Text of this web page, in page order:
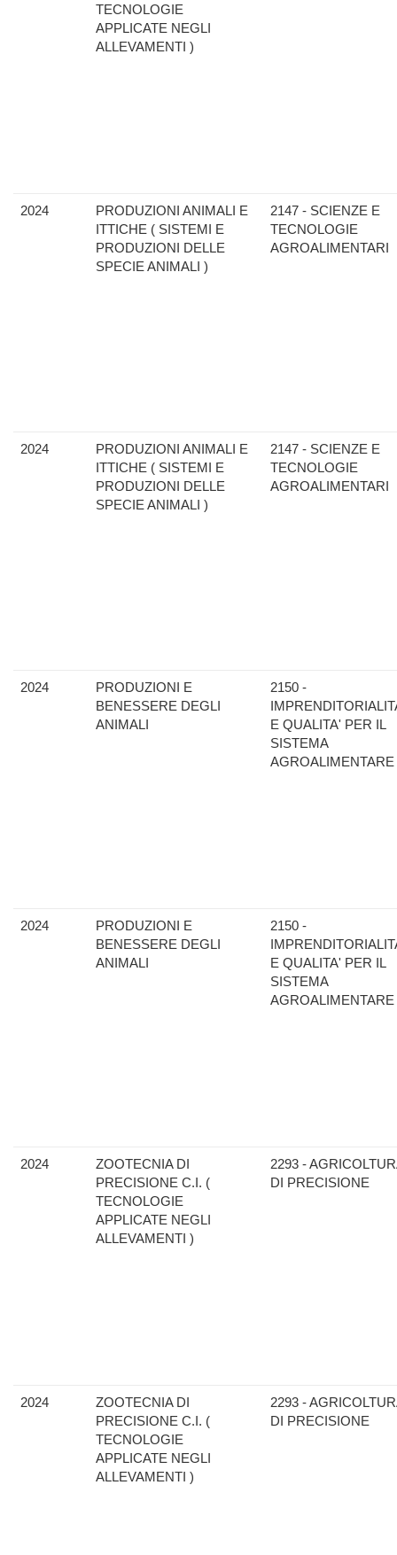
TECNOLOGIE
APPLICATE NEGLI
ALLEVAMENTI )
2024
PRODUZIONI ANIMALI E
ITTICHE ( SISTEMI E
PRODUZIONI DELLE
SPECIE ANIMALI )
2147 - SCIENZE E
TECNOLOGIE
AGROALIMENTARI
2024
PRODUZIONI ANIMALI E
ITTICHE ( SISTEMI E
PRODUZIONI DELLE
SPECIE ANIMALI )
2147 - SCIENZE E
TECNOLOGIE
AGROALIMENTARI
2024
PRODUZIONI E
BENESSERE DEGLI
ANIMALI
2150 -
E QUALITA' PER IL
SISTEMA
AGROALIMENTARE
2024
PRODUZIONI E
BENESSERE DEGLI
ANIMALI
2150 -
E QUALITA' PER IL
SISTEMA
AGROALIMENTARE
2024
ZOOTECNIA DI
PRECISIONE C.I. (
TECNOLOGIE
APPLICATE NEGLI
ALLEVAMENTI )
2293 -
DI PRECISIONE
2024
ZOOTECNIA DI
PRECISIONE C.I. (
TECNOLOGIE
APPLICATE NEGLI
ALLEVAMENTI )
2293 -
DI PRECISIONE